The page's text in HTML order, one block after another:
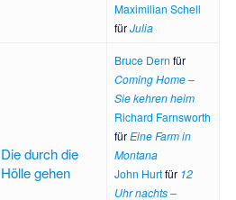
Maximilian Schell
fürJulia
Die durch die
Hölle gehen
Bruce Dern für
Coming Home –
Sie kehren heim
Richard Farnsworth
fürEine Farm in
Montana
John Hurtfür 12
Uhr nachts –